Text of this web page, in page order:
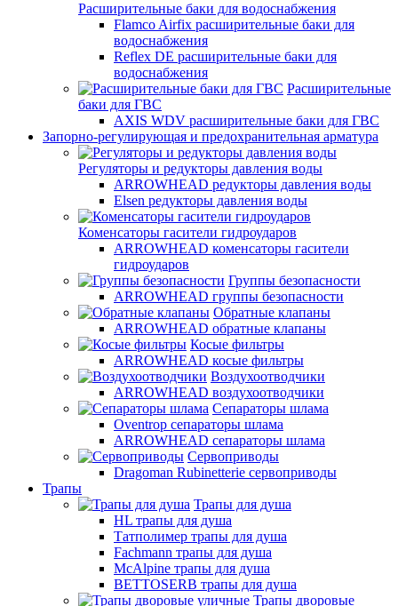
Расширительные баки для водоснабжения
Flamco Airfix расширительные баки для
водоснабжения
Reflex DЕ расширительные баки для
водоснабжения
Расширительные
баки для ГВС
AXIS WDV расширительные баки для ГВС
Запорно-регулирующая и предохранительная арматура
Регуляторы и редукторы давления воды
ARROWHEAD редукторы давления воды
Elsen редукторы давления воды
Коменсаторы гасители гидроударов
ARROWHEAD коменсаторы гасители
гидроударов
Группы безопасности
ARROWHEAD группы безопасности
Обратные клапаны
ARROWHEAD обратные клапаны
Косые фильтры
ARROWHEAD косые фильтры
Воздухоотводчики
ARROWHEAD воздухоотводчики
Сепараторы шлама
Oventrop cепараторы шлама
ARROWHEAD сепараторы шлама
Сервоприводы
Dragoman Rubinetterie сервоприводы
Трапы
Трапы для душа
HL трапы для душа
Татполимер трапы для душа
Fachmann трапы для душа
McAlpine трапы для душа
BETTOSERB трапы для душа
Трапы дворовые